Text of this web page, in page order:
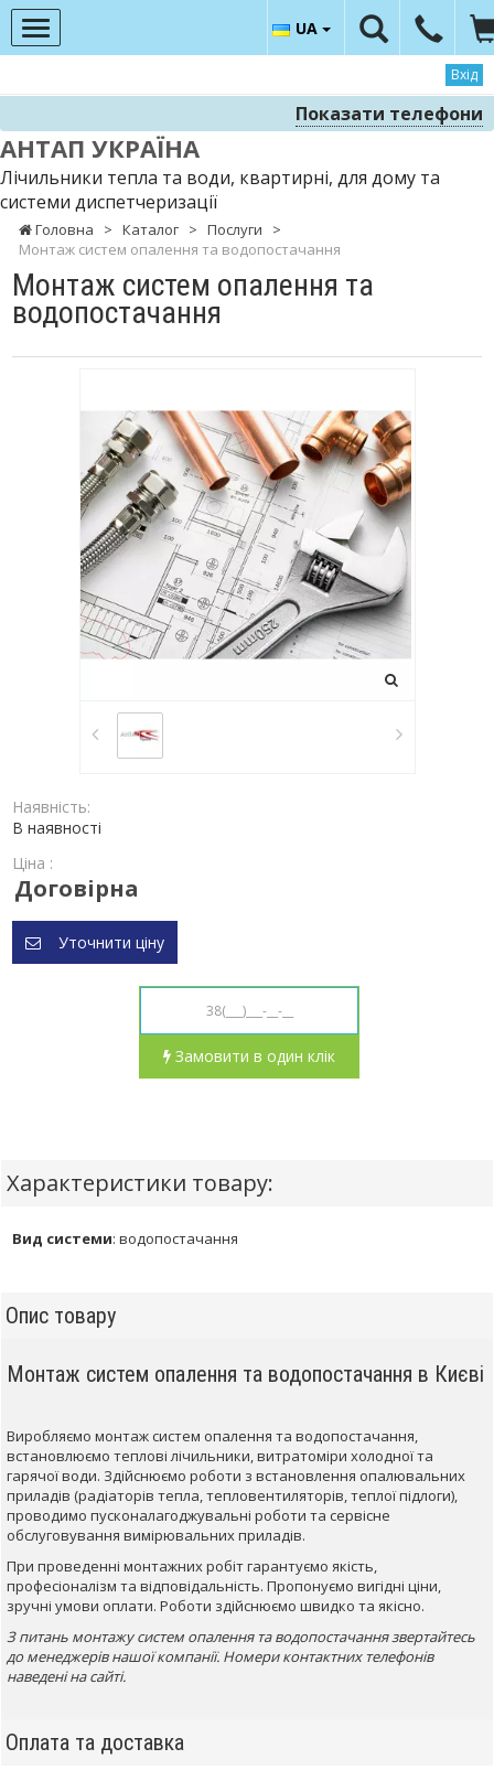
Вхід
Показати телефони
АНТАП УКРАЇНА
Лічильники тепла та води, квартирні, для дому та
системи диспетчеризації
UA
Головна > Каталог > Послуги
>
Монтаж систем опалення та водопостачання
Монтаж систем опалення та
водопостачання
Наявність:
В наявності
Ціна :
Договірна
Уточнити ціну
Замовити в один клік
Характеристики товару:
Вид системи: водопостачання
Опис товару
Монтаж систем опалення та водопостачання в Києві
Виробляємо монтаж систем опалення та водопостачання,
встановлюємо теплові лічильники, витратоміри холодної та
гарячої води. Здійснюємо роботи з встановлення опалювальних
приладів (радіаторів тепла, тепловентиляторів, теплої підлоги),
проводимо пусконалагоджувальні роботи та сервісне
обслуговування вимірювальних приладів.
При проведенні монтажних робіт гарантуємо якість,
професіоналізм та відповідальність. Пропонуємо вигідні ціни,
зручні умови оплати. Роботи здійснюємо швидко та якісно.
З питань монтажу систем опалення та водопостачання звертайтесь
до менеджерів нашої компанії. Номери контактних телефонів
наведені на сайті.
Оплата та доставка